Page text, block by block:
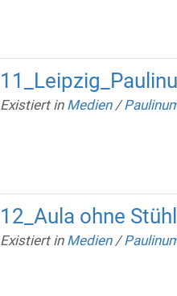
Existiert in Medien /
12_Aula ohne
Existiert in Medien /